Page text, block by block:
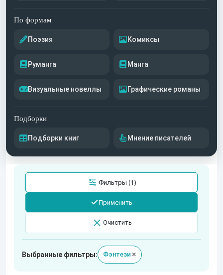
По формам
Поэзия Комиксы
Руманга Манга
Визуальные новеллы Графические романы
Подборки
Подборки книг Мнение писателей
Фильтры (1)
Применить
Очистить
Выбранные фильтры: Фэнтези ×